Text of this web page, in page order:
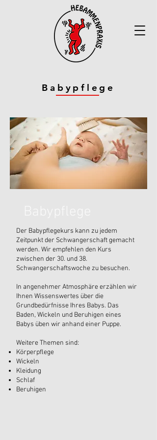
Babypflege
Der Babypflegekurs kann zu jedem
Zeitpunkt der Schwangerschaft gemacht
werden. Wir empfehlen den Kurs
zwischen der 30. und 38.
Schwangerschaftswoche zu besuchen.
In angenehmer Atmosphäre erzählen wir
Ihnen Wissenswertes über die
Grundbedürfnisse Ihres Babys. Das
Baden, Wickeln und Beruhigen eines
Babys üben wir anhand einer Puppe.
Weitere Themen sind:
Körperpflege
Wickeln
Kleidung
Schlaf
Beruhigen